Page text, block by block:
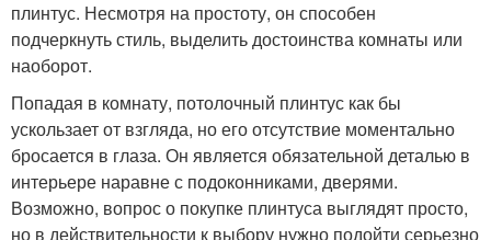
плинтус. Несмотря на простоту, он способен
подчеркнуть стиль, выделить достоинства комнаты или
наоборот.
Попадая в комнату, потолочный плинтус как бы
ускользает от взгляда, но его отсутствие моментально
бросается в глаза. Он является обязательной деталью в
интерьере наравне с подоконниками, дверями.
Возможно, вопрос о покупке плинтуса выглядят просто,
но в действительности к выбору нужно подойти серьезно